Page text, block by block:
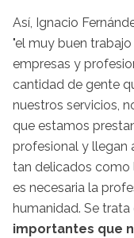
Así, Ignacio
"el muy buen
empresas y
cantidad de gente
nuestros servicios,
que estamos
profesional y llegan
tan delicados como
es necesaria la
humanidad. Se trata
importantes que